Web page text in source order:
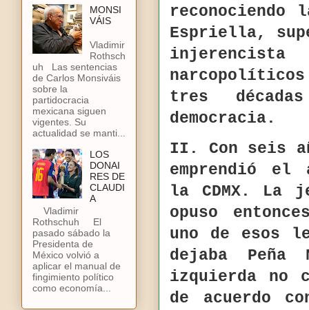
Espriella,
narcopolíticos
tres
democracia.
II. Con seis
emprendió el
la CDMX. La
opuso
uno de esos
dejaba
izquierda no
de acuerdo
MONSI
VÁIS
Vladimir
Rothsch
uh Las sentencias
de Carlos Monsiváis
sobre la
partidocracia
mexicana siguen
vigentes. Su
actualidad se manti...
LOS
DONAI
RES DE
CLAUDI
A
Vladimir
Rothschuh El
pasado sábado la
Presidenta de
México volvió a
aplicar el manual de
fingimiento político
como economía...